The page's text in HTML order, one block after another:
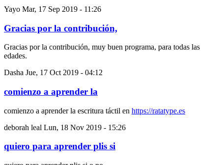
Yayo Mar, 17 Sep 2019 - 11:26
Gracias por la contribución,
Gracias por la contribución, muy buen programa, para todas las
edades.
Dasha Jue, 17 Oct 2019 - 04:12
comienzo a aprender la
comienzo a aprender la escritura táctil en https://ratatype.es
deborah leal Lun, 18 Nov 2019 - 15:26
quiero para aprender plis si